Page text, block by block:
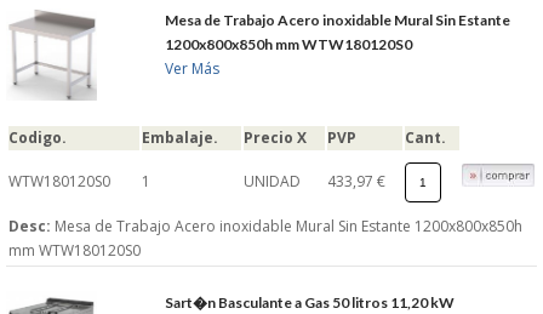
AVISO LEGAL
POL�TICA DE PRIVACIDAD
NOTICIAS
Mesa de Trabajo Acero inoxidable Mural Sin Estante
1200x800x850h mm WTW180120S0
Ver Más
Codigo. Embalaje. Precio X PVP Cant.
WTW180120S0 1 UNIDAD 433,97 €
Desc: Mesa de Trabajo Acero inoxidable Mural Sin Estante 1200x800x850h
mm WTW180120S0
Sart�n Basculante a Gas 50 litros 11,20 kW